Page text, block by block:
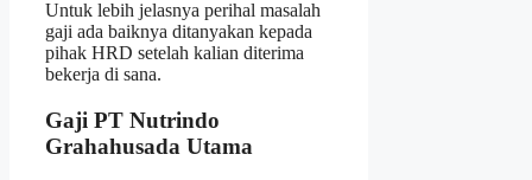
Untuk lebih jelasnya perihal masalah
gaji ada baiknya ditanyakan kepada
pihak HRD setelah kalian diterima
bekerja di sana.
Gaji PT Nutrindo
Grahahusada Utama